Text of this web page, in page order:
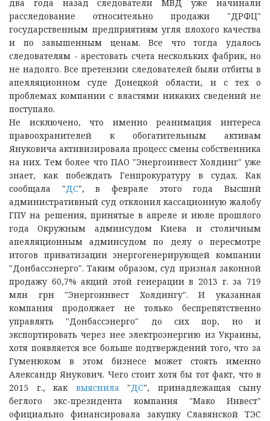
два года назад следователи МВД уже начинали
расследование относительно продажи "ДРФЦ"
государственным предприятиям угля плохого качества
и по завышенным ценам. Все что тогда удалось
следователям - арестовать счета нескольких фабрик, но
не надолго. Все претензии следователей были отбиты в
апелляционном суде Донецкой области, и с тех о
проблемах компании с властями никаких сведений не
поступало.
Не исключено, что именно реанимация интереса
правоохранителей к обогатительным активам
Януковича активизировала процесс смены собственника
на них. Тем более что ПАО "Энергоинвест Холдинг" уже
знает, как побеждать Генпрокуратуру в судах. Как
сообщала "ДС", в феврале этого года Высший
административный суд отклонил кассационную жалобу
ГПУ на решения, принятые в апреле и июле прошлого
года Окружным админсудом Киева и столичным
апелляционным админсудом по делу о пересмотре
итогов приватизации энергогенерирующей компании
"Донбассэнерго". Таким образом, суд признал законной
продажу 60,7% акций этой генерации в 2013 г. за 719
млн грн "Энергоинвест Холдингу". И указанная
компания продолжает не только беспрепятственно
управлять "Донбассэнерго" до сих пор, но и
экспортировать через нее электроэнергию из Украины,
хотя появляется все больше подтверждений того, что за
Гуменюком в этом бизнесе может стоять именно
Александр Янукович. Чего стоит хотя бы тот факт, что в
2015 г., как выяснила "ДС", принадлежащая сыну
беглого экс-президента компания "Мако Инвест"
официально финансировала закупку Славянской ТЭС